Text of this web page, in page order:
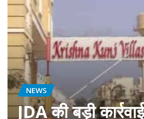
बॉलीवुड